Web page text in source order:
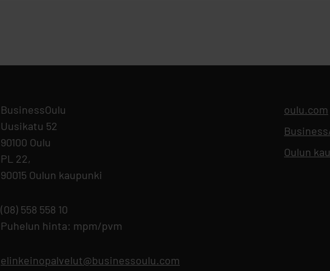
BusinessOulu
Uusikatu 52
90100 Oulu
PL 22,
90015 Oulun kaupunki
(08) 558 558 10
Puhelun hinta: mpm/pvm
elinkeinopalvelut@businessoulu.com
oulu.com
Oulun